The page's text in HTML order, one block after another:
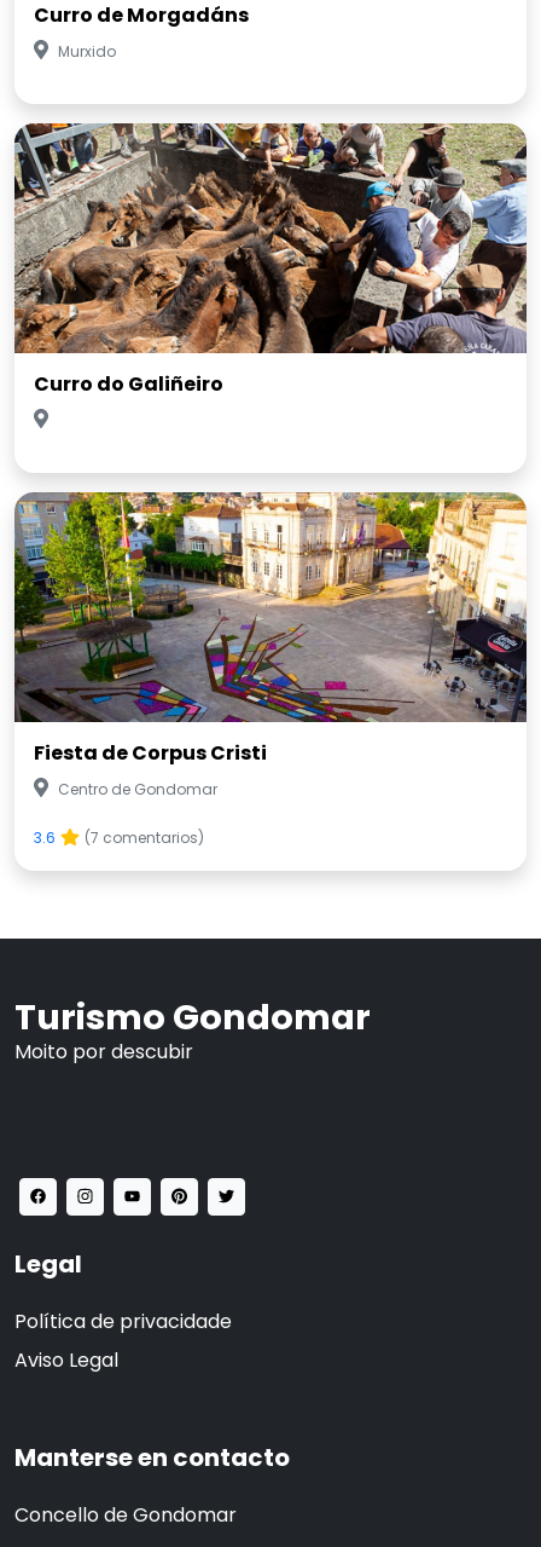
Curro de Morgadáns
Murxido
Curro do Galiñeiro
Fiesta de Corpus Cristi
Centro de Gondomar
3.6 (7 comentarios)
Turismo Gondomar
Moito por descubir
Legal
Política de privacidade
Aviso Legal
Manterse en contacto
Concello de Gondomar